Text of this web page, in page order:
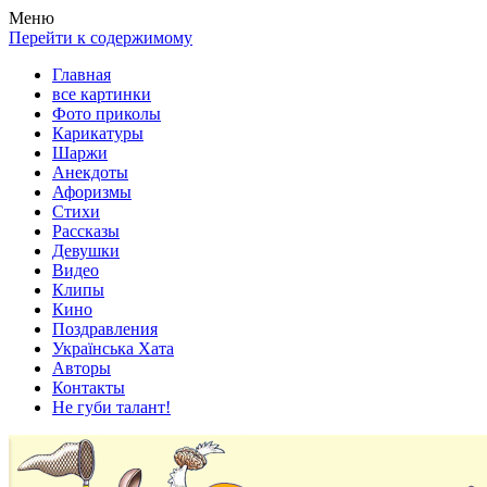
Весела хата — прикольные картинки, смешные истории, клипы!
Покажем всем ваши фото приколы, карикатуры, шаржи, стихи,
Меню
Перейти к содержимому
Главная
все картинки
Фото приколы
Карикатуры
Шаржи
Анекдоты
Афоризмы
Стихи
Рассказы
Девушки
Видео
Клипы
Кино
Поздравления
Українська Хата
Авторы
Контакты
Не губи талант!